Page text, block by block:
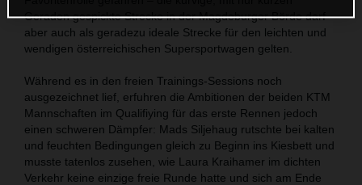
Geraden gespickte Strecke in der Magdeburger Börde darf
aber auch als geradezu ideale Strecke für den leichten und
wendigen österreichischen Supersportwagen gelten.
Während es in den freien Trainings-Sessions noch
ausgezeichnet lief, erfuhren die Ambitionen der beiden KTM
Mannschaften im Qualifiying für das erste Rennen jedoch
einen schweren Dämpfer: Mads Siljehaug rutschte bei kalten
und feuchten Bedingungen gleich zu Beginn ins Kiesbett und
musste tatenlos zusehen, wie Laura Kraihamer im dichten
Verkehr keine einzige freie Runde hatte und sich am Ende